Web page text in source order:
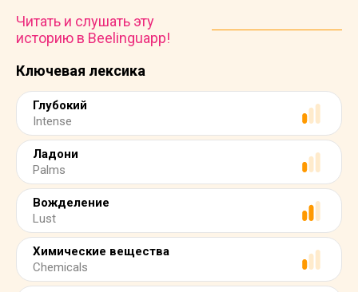
Ключевая лексика
Глубокий
Intense
Ладони
Palms
Вожделение
Lust
Химические вещества
Chemicals
Читать и слушать эту
историю в Beelinguapp!